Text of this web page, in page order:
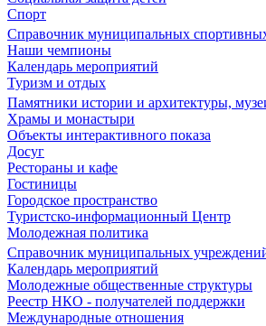
Спорт
Справочник муниципальных
Наши чемпионы
Календарь мероприятий
Туризм и отдых
Памятники истории и архитектуры,
Храмы и монастыри
Объекты интерактивного показа
Досуг
Рестораны и кафе
Гостиницы
Городское пространство
Туристско-информационный Центр
Молодежная политика
Справочник муниципальных
Календарь мероприятий
Молодежные общественные структуры
Реестр НКО - получателей поддержки
Международные отношения